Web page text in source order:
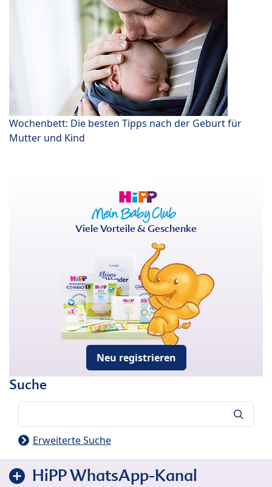
Wochenbett: Die besten Tipps nach der Geburt für
Mutter und Kind
Viele Vorteile & Geschenke
Neu registrieren
Suche
Erweiterte Suche
HiPP WhatsApp-Kanal